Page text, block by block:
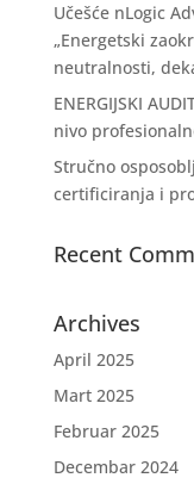
Učešće nLogic
„Energetski
neutralnosti,
ENERGIJSKI
nivo
Stručno
certificiranja i
Recent
Archives
April 2025
Mart 2025
Februar 2025
Decembar 2024